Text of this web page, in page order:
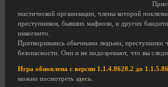
мистической организации, члены которой
преступников, бывших мафиози, и других
инкогнито.
Притворившись обычными людьми, преступники
безопасности. Они и не подозревают, что вы
Игра обновлена с версии 1.1.4.8628.2 до
можно посмотреть здесь